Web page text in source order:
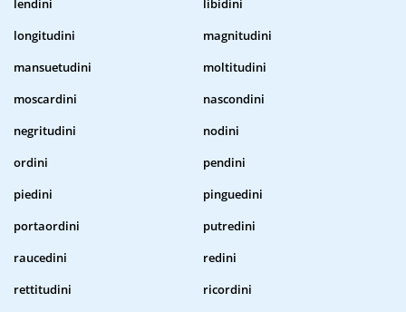
lendini
libidini
longitudini
magnitudini
mansuetudini
moltitudini
moscardini
nascondini
negritudini
nodini
ordini
pendini
piedini
pinguedini
portaordini
putredini
raucedini
redini
rettitudini
ricordini